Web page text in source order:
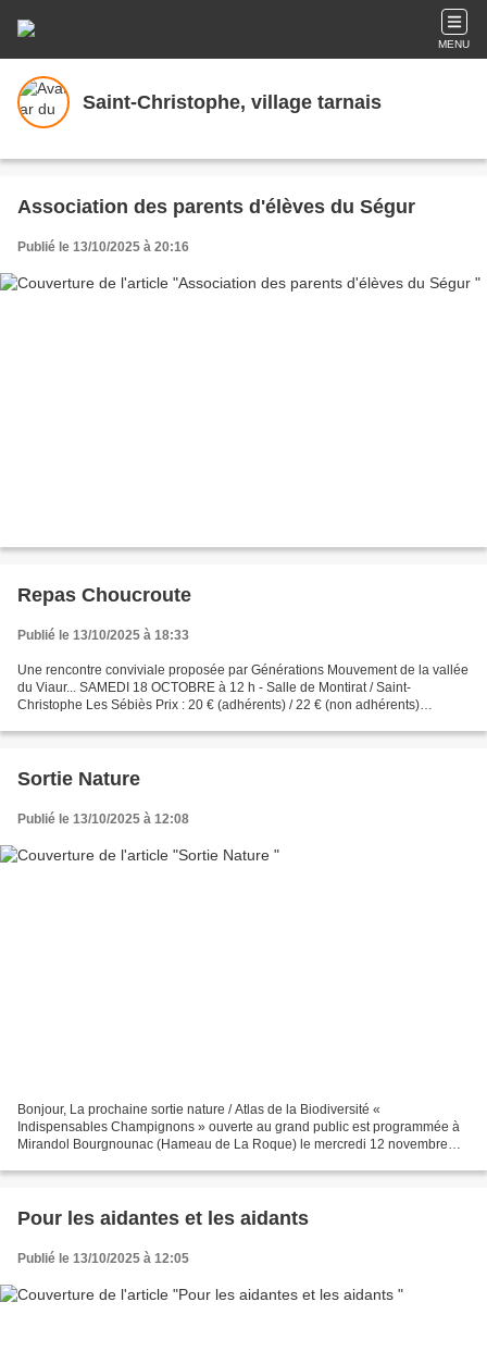
MENU
Saint-Christophe, village tarnais
Association des parents d'élèves du Ségur
Publié le 13/10/2025 à 20:16
Repas Choucroute
Publié le 13/10/2025 à 18:33
Une rencontre conviviale proposée par Générations Mouvement de la vallée
du Viaur... SAMEDI 18 OCTOBRE à 12 h - Salle de Montirat / Saint-
Christophe Les Sébiès Prix : 20 € (adhérents) / 22 € (non adhérents)
Sortie Nature
Publié le 13/10/2025 à 12:08
Bonjour, La prochaine sortie nature / Atlas de la Biodiversité «
Indispensables Champignons » ouverte au grand public est programmée à
Mirandol Bourgnounac (Hameau de La Roque) le mercredi 12 novembre
Pour les aidantes et les aidants
Publié le 13/10/2025 à 12:05